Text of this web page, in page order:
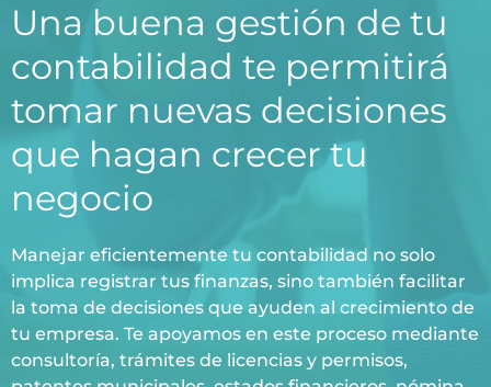
Una buena gestión de tu
contabilidad te permitirá
tomar nuevas decisiones
que hagan crecer tu
negocio
Manejar eficientemente tu contabilidad no solo
implica registrar tus finanzas, sino también facilitar
la toma de decisiones que ayuden al crecimiento de
tu empresa. Te apoyamos en este proceso mediante
consultoría, trámites de licencias y permisos,